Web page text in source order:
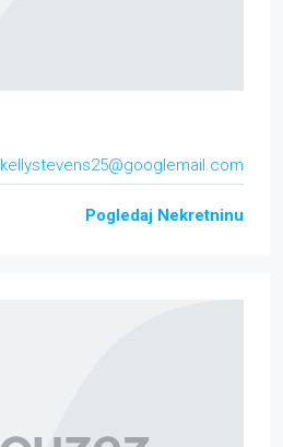
kellystevens25@googlemail.com
Pogledaj Nekretninu